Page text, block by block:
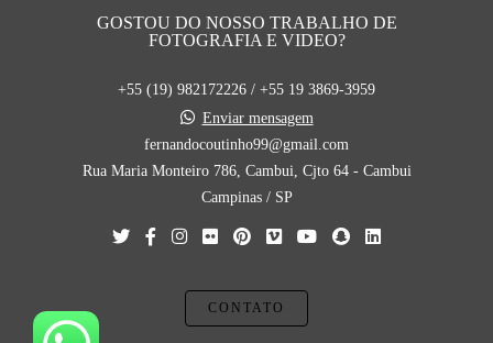
GOSTOU DO NOSSO TRABALHO DE
FOTOGRAFIA E VIDEO?
+55 (19) 982172226 / +55 19 3869-3959
Enviar mensagem
fernandocoutinho99@gmail.com
Rua Maria Monteiro 786, Cambui, Cjto 64 - Cambui
Campinas / SP
CONTATO